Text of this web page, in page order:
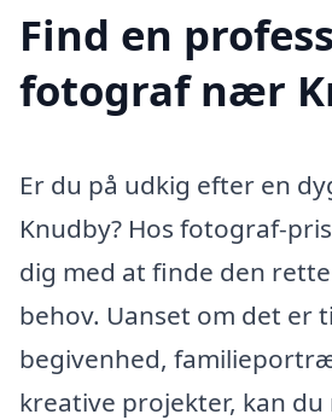
Find en
fotograf nær
Er du på udkig efter en
Knudby? Hos fotograf-
dig med at finde den
behov. Uanset om det er
begivenhed,
kreative projekter, kan du